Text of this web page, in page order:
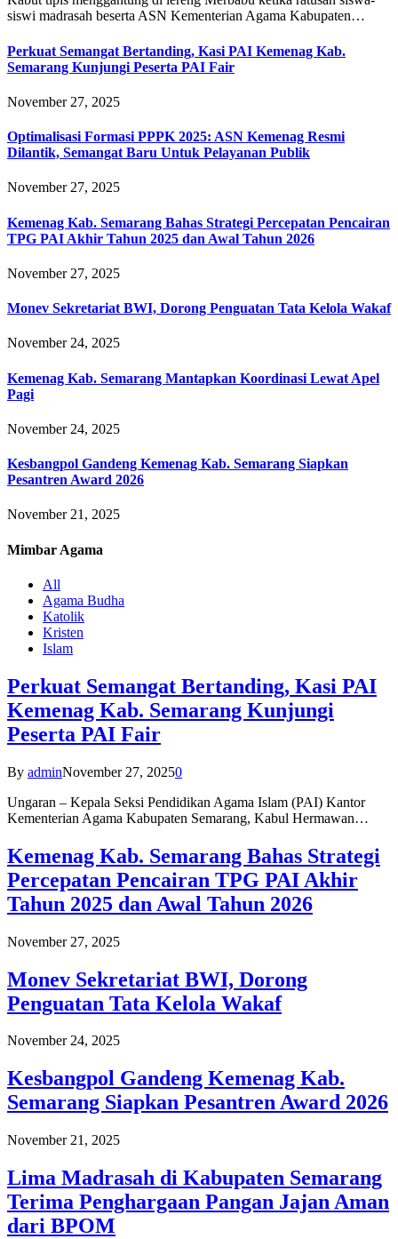
siswi madrasah beserta ASN Kementerian Agama Kabupaten…
Perkuat Semangat Bertanding, Kasi PAI Kemenag Kab.
Semarang Kunjungi Peserta PAI Fair
November 27, 2025
Optimalisasi Formasi PPPK 2025: ASN Kemenag Resmi
Dilantik, Semangat Baru Untuk Pelayanan Publik
November 27, 2025
Kemenag Kab. Semarang Bahas Strategi Percepatan Pencairan
TPG PAI Akhir Tahun 2025 dan Awal Tahun 2026
November 27, 2025
Monev Sekretariat BWI, Dorong Penguatan Tata Kelola Wakaf
November 24, 2025
Kemenag Kab. Semarang Mantapkan Koordinasi Lewat Apel
Pagi
November 24, 2025
Kesbangpol Gandeng Kemenag Kab. Semarang Siapkan
Pesantren Award 2026
November 21, 2025
Mimbar Agama
All
Agama Budha
Katolik
Kristen
Islam
Perkuat Semangat Bertanding, Kasi PAI
Kemenag Kab. Semarang Kunjungi
Peserta PAI Fair
By adminNovember 27, 20250
Ungaran – Kepala Seksi Pendidikan Agama Islam (PAI) Kantor
Kementerian Agama Kabupaten Semarang, Kabul Hermawan…
Kemenag Kab. Semarang Bahas Strategi
Percepatan Pencairan TPG PAI Akhir
Tahun 2025 dan Awal Tahun 2026
November 27, 2025
Monev Sekretariat BWI, Dorong
Penguatan Tata Kelola Wakaf
November 24, 2025
Kesbangpol Gandeng Kemenag Kab.
Semarang Siapkan Pesantren Award 2026
November 21, 2025
Lima Madrasah di Kabupaten Semarang
Terima Penghargaan Pangan Jajan Aman
dari BPOM